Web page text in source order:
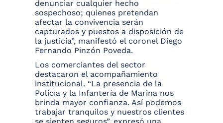
denunciar cualquier hecho
sospechoso; quienes pretendan
afectar la convivencia serán
capturados y puestos a disposición de
la justicia”, manifestó el coronel Diego
Fernando Pinzón Poveda.
Los comerciantes del sector
destacaron el acompañamiento
institucional. “La presencia de la
Policía y la Infantería de Marina nos
brinda mayor confianza. Así podemos
trabajar tranquilos y nuestros clientes